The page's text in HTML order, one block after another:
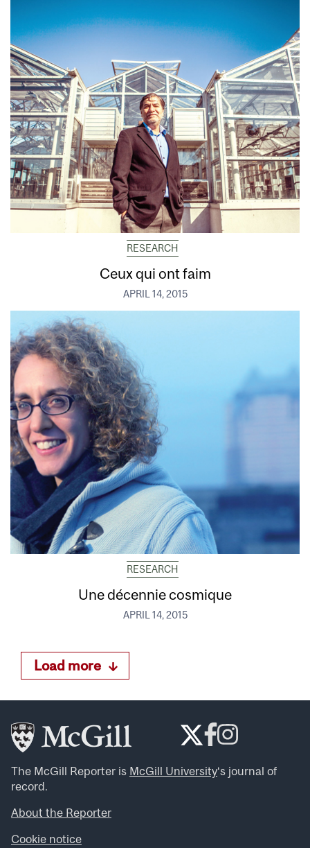
RESEARCH
Ceux qui ont faim
APRIL 14, 2015
RESEARCH
Une décennie cosmique
APRIL 14, 2015
Load more
The McGill Reporter is McGill University‘s journal of
record.
About the Reporter
Cookie notice